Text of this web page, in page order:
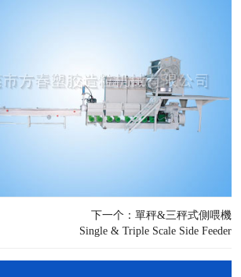
下一个：單秤&三秤式側喂機
Single & Triple Scale Side Feeder